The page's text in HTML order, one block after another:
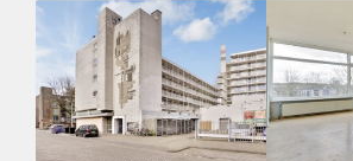
Huurtoeslag
Mogelijk
Inkomen eis
N.V.T.
Huurtermijn
Onbepaalde termijn